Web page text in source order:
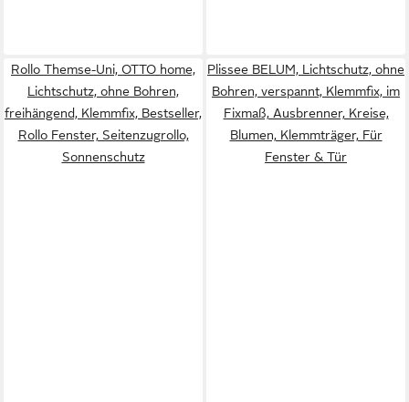
Rollo Themse-Uni, OTTO home,
Lichtschutz, ohne Bohren,
freihängend, Klemmfix, Bestseller,
Rollo Fenster, Seitenzugrollo,
Sonnenschutz
Plissee BELUM, Lichtschutz, ohne
Bohren, verspannt, Klemmfix, im
Fixmaß, Ausbrenner, Kreise,
Blumen, Klemmträger, Für
Fenster & Tür